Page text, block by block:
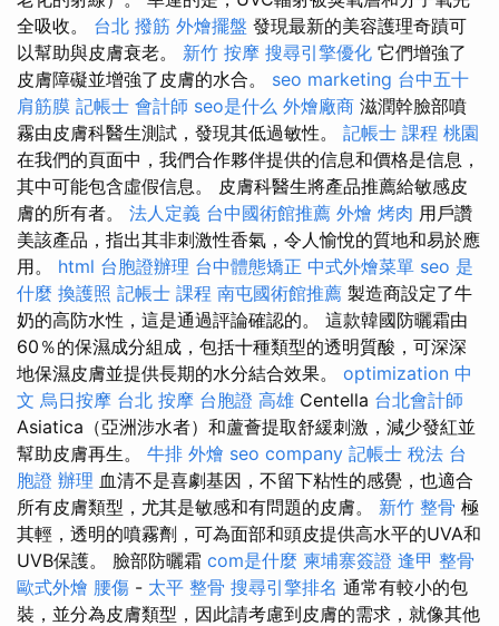
全吸收。 台北 撥筋 外燴擺盤 發現最新的美容護理奇蹟可
以幫助與皮膚衰老。 新竹 按摩 搜尋引擎優化 它們增強了
皮膚障礙並增強了皮膚的水合。 seo marketing 台中五十
肩筋膜 記帳士 會計師 seo是什么 外燴廠商 滋潤幹臉部噴
霧由皮膚科醫生測試，發現其低過敏性。 記帳士 課程 桃園
在我們的頁面中，我們合作夥伴提供的信息和價格是信息，
其中可能包含虛假信息。 皮膚科醫生將產品推薦給敏感皮
膚的所有者。 法人定義 台中國術館推薦 外燴 烤肉 用戶讚
美該產品，指出其非刺激性香氣，令人愉悅的質地和易於應
用。 html 台胞證辦理 台中體態矯正 中式外燴菜單 seo 是
什麼 換護照 記帳士 課程 南屯國術館推薦 製造商設定了牛
奶的高防水性，這是通過評論確認的。 這款韓國防曬霜由
60％的保濕成分組成，包括十種類型的透明質酸，可深深
地保濕皮膚並提供長期的水分結合效果。 optimization 中
文 烏日按摩 台北 按摩 台胞證 高雄 Centella 台北會計師
Asiatica（亞洲涉水者）和蘆薈提取舒緩刺激，減少發紅並
幫助皮膚再生。 牛排 外燴 seo company 記帳士 稅法 台
胞證 辦理 血清不是喜劇基因，不留下粘性的感覺，也適合
所有皮膚類型，尤其是敏感和有問題的皮膚。 新竹 整骨 極
其輕，透明的噴霧劑，可為面部和頭皮提供高水平的UVA和
UVB保護。 臉部防曬霜 com是什麼 柬埔寨簽證 逢甲 整骨
歐式外燴 腰傷 - 太平 整骨 搜尋引擎排名 通常有較小的包
裝，並分為皮膚類型，因此請考慮到皮膚的需求，就像其他